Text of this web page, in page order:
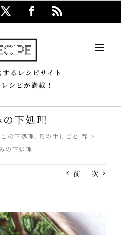
Facebook
るレシピサイト
シピが満載！
の下処理
の下処理
旬の手しごと 春
の下処理
前 次